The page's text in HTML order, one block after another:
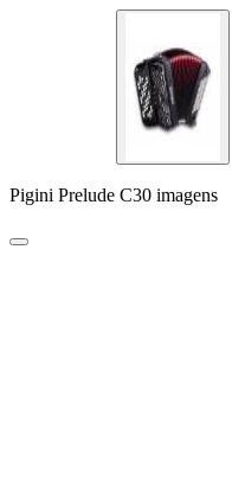
Pigini Prelude C30 imagens